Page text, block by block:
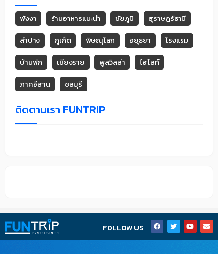
พังงา ร้านอาหารแนะนำ ชัยภูมิ
สุราษฎร์ธานี
ลำปาง
ภูเก็ต พิษณุโลก อยุธยา
โรงแรม
บ้านพัก
เชียงราย พูลวิลล่า
ไฮไลท์
ภาคอีสาน
ชลบุรี
ติดตามเรา FUNTRIP
FOLLOW US F
a
c
e
T
w
i
t
Y
o
u
t
E
n
v
e